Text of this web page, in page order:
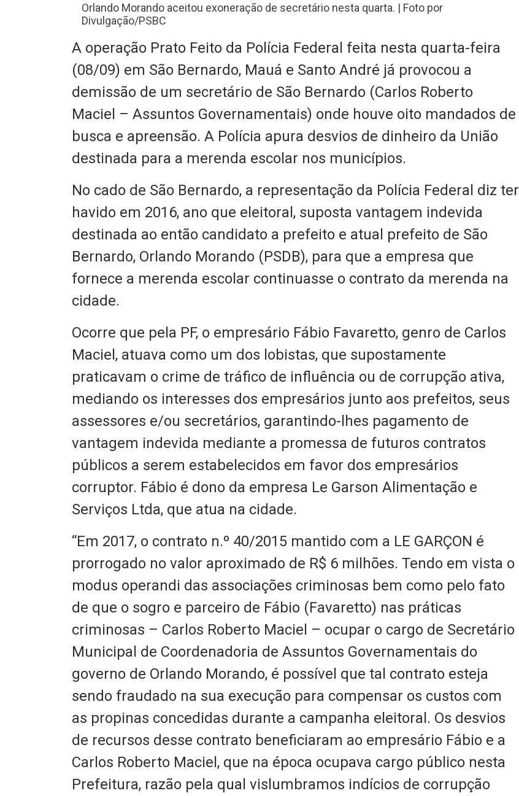
Orlando Morando aceitou exoneração de secretário nesta quarta. | Foto por
Divulgação/PSBC
A operação Prato Feito da Polícia Federal feita nesta quarta-feira
(08/09) em São Bernardo, Mauá e Santo André já provocou a
demissão de um secretário de São Bernardo (Carlos Roberto
Maciel – Assuntos Governamentais) onde houve oito mandados de
busca e apreensão. A Polícia apura desvios de dinheiro da União
destinada para a merenda escolar nos municípios.
No cado de São Bernardo, a representação da Polícia Federal diz ter
havido em 2016, ano que eleitoral, suposta vantagem indevida
destinada ao então candidato a prefeito e atual prefeito de São
Bernardo, Orlando Morando (PSDB), para que a empresa que
fornece a merenda escolar continuasse o contrato da merenda na
cidade.
Ocorre que pela PF, o empresário Fábio Favaretto, genro de Carlos
Maciel, atuava como um dos lobistas, que supostamente
praticavam o crime de tráfico de influência ou de corrupção ativa,
mediando os interesses dos empresários junto aos prefeitos, seus
assessores e/ou secretários, garantindo-lhes pagamento de
vantagem indevida mediante a promessa de futuros contratos
públicos a serem estabelecidos em favor dos empresários
corruptor. Fábio é dono da empresa Le Garson Alimentação e
Serviços Ltda, que atua na cidade.
“Em 2017, o contrato n.º 40/2015 mantido com a LE GARÇON é
prorrogado no valor aproximado de R$ 6 milhões. Tendo em vista o
modus operandi das associações criminosas bem como pelo fato
de que o sogro e parceiro de Fábio (Favaretto) nas práticas
criminosas – Carlos Roberto Maciel – ocupar o cargo de Secretário
Municipal de Coordenadoria de Assuntos Governamentais do
governo de Orlando Morando, é possível que tal contrato esteja
sendo fraudado na sua execução para compensar os custos com
as propinas concedidas durante a campanha eleitoral. Os desvios
de recursos desse contrato beneficiaram ao empresário Fábio e a
Carlos Roberto Maciel, que na época ocupava cargo público nesta
Prefeitura, razão pela qual vislumbramos indícios de corrupção